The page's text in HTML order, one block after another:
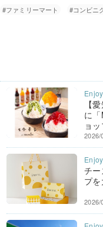
#ファミリーマート
#コンビニ
【
に
ョ
2026/
チ
プを
2026/